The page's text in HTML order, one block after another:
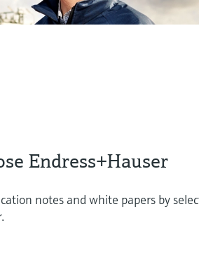
Endress+Hauser
notes and white papers by